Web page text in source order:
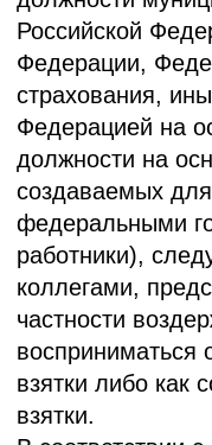
Российской
Федерации,
страхования,
Федерацией на
должности на
создаваемых
федеральными
работники),
коллегами,
частности
взятки либо как
взятки.